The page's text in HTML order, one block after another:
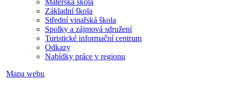
Mateřská škola
Základní škola
Střední vinařská škola
Spolky a zájmová sdružení
Turistické informační centrum
Odkazy
Nabídky práce v regionu
Mapa webu